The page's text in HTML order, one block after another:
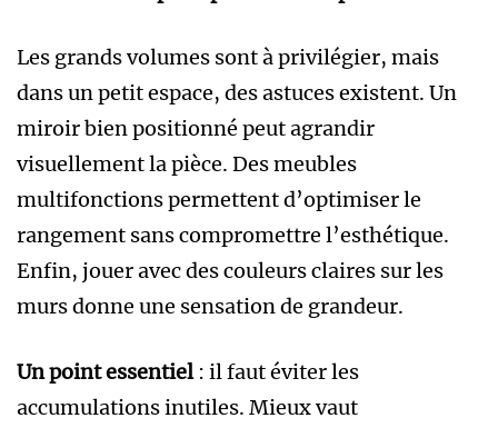
Les grands volumes sont à privilégier, mais
dans un petit espace, des astuces existent. Un
miroir bien positionné peut agrandir
visuellement la pièce. Des meubles
multifonctions permettent d’optimiser le
rangement sans compromettre l’esthétique.
Enfin, jouer avec des couleurs claires sur les
murs donne une sensation de grandeur.
Un point essentiel: il faut éviter les
accumulations inutiles. Mieux vaut